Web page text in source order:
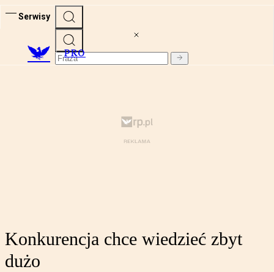
Serwisy
PRO
Konkurencja chce wiedzieć zbyt
dużo